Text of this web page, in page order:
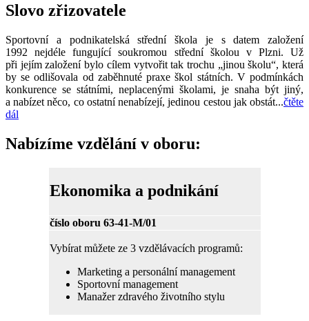
Slovo zřizovatele
Sportovní a podnikatelská střední škola je s datem založení
1992 nejdéle fungující soukromou střední školou v Plzni. Už
při jejím založení bylo cílem vytvořit tak trochu „jinou školu“, která
by se odlišovala od zaběhnuté praxe škol státních. V podmínkách
konkurence se státními, neplacenými školami, je snaha být jiný,
a nabízet něco, co ostatní nenabízejí, jedinou cestou jak obstát...čtěte
dál
Nabízíme vzdělání v oboru:
Ekonomika a podnikání
číslo oboru 63-41-M/01
Vybírat můžete ze 3 vzdělávacích programů:
Marketing a personální management
Sportovní management
Manažer zdravého životního stylu